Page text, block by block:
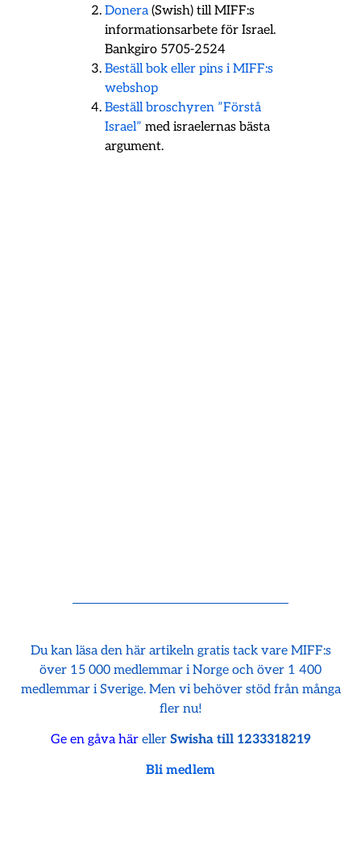
Donera(Swish) till MIFF:s
informationsarbete för Israel.
Bankgiro 5705-2524
Beställ bok eller pins i MIFF:s
webshop
Beställ broschyren ”Förstå
Israel” med israelernas bästa
argument.
Du kan läsa den här artikeln gratis tack vare MIFF:s
över 15 000 medlemmar i Norge och över 1 400
medlemmar i Sverige. Men vi behöver stöd från många
fler nu!
Ge en gåva häreller Swisha till 1233318219
Bli medlem